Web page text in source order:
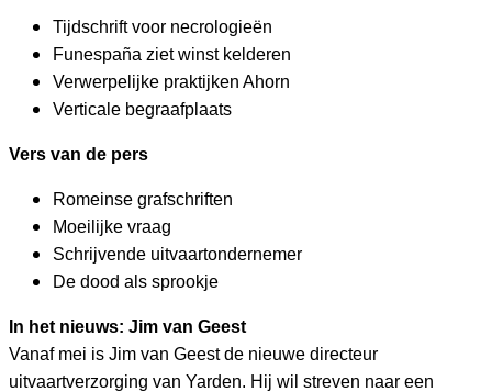
Tijdschrift voor necrologieën
Funespaña ziet winst kelderen
Verwerpelijke praktijken Ahorn
Verticale begraafplaats
Vers van de pers
Romeinse grafschriften
Moeilijke vraag
Schrijvende uitvaartondernemer
De dood als sprookje
In het nieuws: Jim van Geest
Vanaf mei is Jim van Geest de nieuwe directeur
uitvaartverzorging van Yarden. Hij wil streven naar een